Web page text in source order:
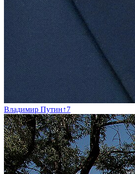
Владимир Путин↑7